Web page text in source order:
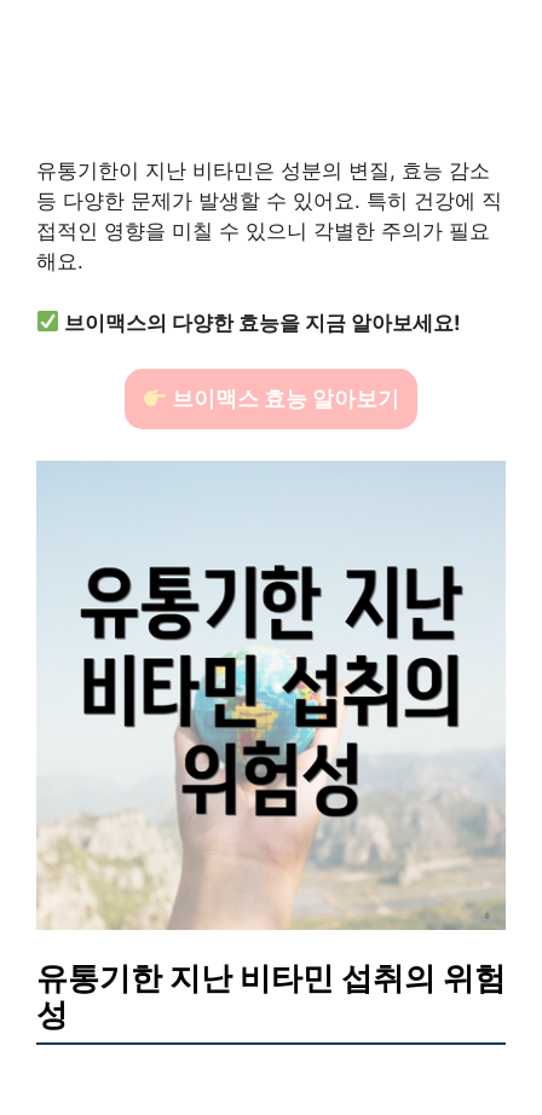
유통기한이 지난 비타민은 성분의 변질, 효능 감소
등 다양한 문제가 발생할 수 있어요. 특히 건강에 직
접적인 영향을 미칠 수 있으니 각별한 주의가 필요
해요.
브이맥스의 다양한 효능을 지금 알아보세요!
브이맥스 효능 알아보기
유통기한 지난 비타민 섭취의 위험
성